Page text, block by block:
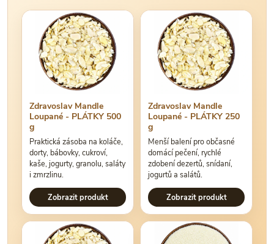
Zdravoslav Mandle
Loupané - PLÁTKY 500
g
Praktická zásoba na koláče,
dorty, bábovky, cukroví,
kaše, jogurty, granolu, saláty
i zmrzlinu.
Zobrazit produkt
Zdravoslav Mandle
Loupané - PLÁTKY 250
g
Menší balení pro občasné
domácí pečení, rychlé
zdobení dezertů, snídaní,
jogurtů a salátů.
Zobrazit produkt